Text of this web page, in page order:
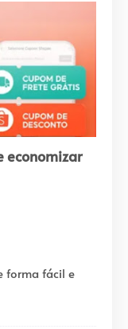
economizar
forma fácil e